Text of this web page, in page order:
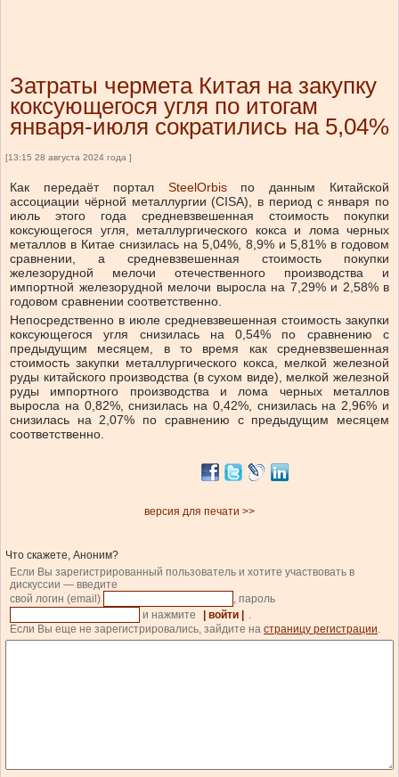
Затраты чермета Китая на закупку
коксующегося угля по итогам
января-июля сократились на 5,04%
[13:15 28 августа 2024 года ]
Как передаёт портал SteelOrbis по данным Китайской
ассоциации чёрной металлургии (CISA), в период с января по
июль этого года средневзвешенная стоимость покупки
коксующегося угля, металлургического кокса и лома черных
металлов в Китае снизилась на 5,04%, 8,9% и 5,81% в годовом
сравнении, а средневзвешенная стоимость покупки
железорудной мелочи отечественного производства и
импортной железорудной мелочи выросла на 7,29% и 2,58% в
годовом сравнении соответственно.
Непосредственно в июле средневзвешенная стоимость закупки
коксующегося угля снизилась на 0,54% по сравнению с
предыдущим месяцем, в то время как средневзвешенная
стоимость закупки металлургического кокса, мелкой железной
руды китайского производства (в сухом виде), мелкой железной
руды импортного производства и лома черных металлов
выросла на 0,82%, снизилась на 0,42%, снизилась на 2,96% и
снизилась на 2,07% по сравнению с предыдущим месяцем
соответственно.
версия для печати >>
Что скажете, Аноним?
Если Вы зарегистрированный пользователь и хотите участвовать в
дискуссии — введите
свой логин (email)
, пароль
и нажмите
| войти |
.
Если Вы еще не зарегистрировались, зайдите на страницу регистрации.